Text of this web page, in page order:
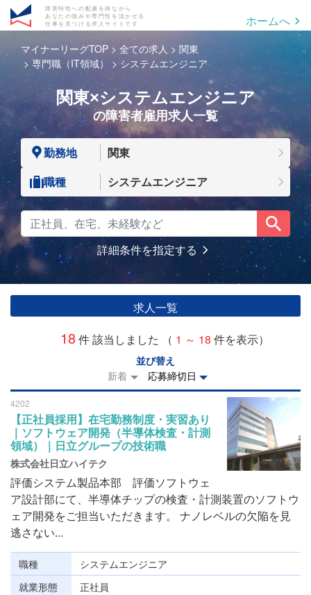
障害特性への配慮を得ながら
あなたの強みや専門性を活かせる
仕事を見つける求人サイトです
ホームへ
マイナーリーグTOP 全ての求人
関東
専門職（IT領域）
システムエンジニア
関東×システムエンジニア
の障害者雇用求人一覧
勤務地
関東
職種
システムエンジニア
詳細条件を指定する
求人一覧
18件 該当しました （ 1 ～ 18 件を表示）
並び替え
新着
応募締切日
4202
【正社員採用】在宅勤務制度・実習あり
｜ソフトウェア開発（半導体検査・計測
領域）｜日立グループの技術職
株式会社日立ハイテク
評価システム製品本部 評価ソフトウェ
ア設計部にて、半導体チップの検査・計測装置のソフトウ
ェア開発をご担当いただきます。 ナノレベルの欠陥を見
逃さない...
職種
システムエンジニア
就業形態
正社員